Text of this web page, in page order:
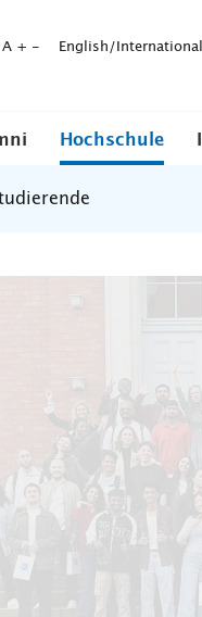
A + - English/International
Hochschule